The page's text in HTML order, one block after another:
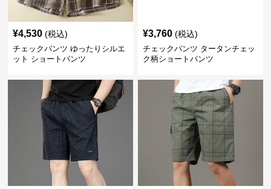
¥4,530 (税込)
チェックパンツ ゆったりシルエ
ット ショートパンツ
¥3,760 (税込)
チェックパンツ タータンチェッ
ク柄ショートパンツ